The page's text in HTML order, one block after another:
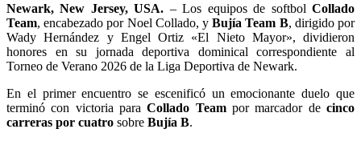
Newark, New Jersey, USA. – Los equipos de softbolCollado
Team, encabezado por Noel Collado, yBujía Team B, dirigido por
Wady Hernández y Engel Ortiz «El Nieto Mayor», dividieron
honores en su jornada deportiva dominical correspondiente al
Torneo de Verano 2026 de la Liga Deportiva de Newark.
En el primer encuentro se escenificó un emocionante duelo que
terminó con victoria paraCollado Teampor marcador decinco
carreras por cuatro sobre Bujía B.